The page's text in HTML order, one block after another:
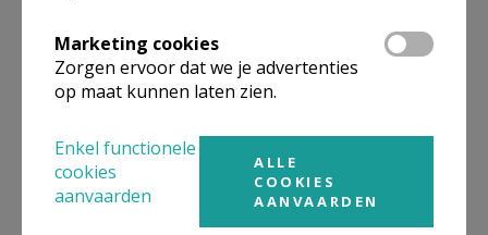
Beroepsvereniging Zorgpastores
Marketing cookies
Zorgen ervoor dat we je advertenties
op maat kunnen laten zien.
Enkel functionele
cookies
aanvaarden
ALLE
COOKIES
AANVAARDEN